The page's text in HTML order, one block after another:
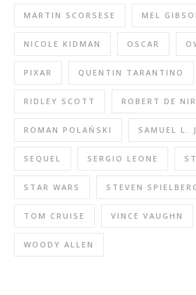
MARTIN SCORSESE MEL
NICOLE KIDMAN OSCAR
PIXAR QUENTIN TARANTINO
RIDLEY SCOTT ROBERT DE
ROMAN POLAŃSKI SAMUEL L.
SEQUEL SERGIO LEONE
STAR WARS STEVEN
TOM CRUISE VINCE VAUGHN
WOODY ALLEN